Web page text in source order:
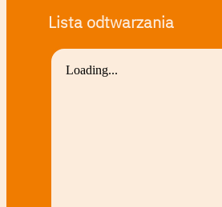
Lista odtwarzania